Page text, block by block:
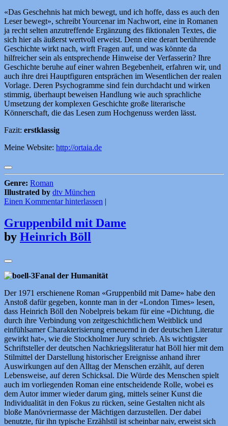
«Das Geschehnis hat mich bewegt, und ich hoffe, dass es auch den
Leser bewegt», schreibt Yourcenar im Nachwort, eine in Romanen
ja recht selten anzutreffende Ergänzung des fiktionalen Textes, die
sich hier als äußerst wertvoll erweist. Denn eine derart berührende
Geschichte wirkt nach, wirft Fragen auf, und was könnte da
hilfreicher sein als entsprechende Hinweise der Verfasserin? Ihre
Geschichte beruhe auf einer wahren Begebenheit, erfahren wir, und
auch ihre drei Hauptfiguren entsprächen im Wesentlichen der realen
Vorlage. Deren Psychogramme sind fein durchdacht und wirken
stimmig, überhaupt beweisen Handlung wie auch sprachliche
Umsetzung der komplexen Geschichte große literarische
Könnerschaft, die das Lesen zum Hochgenuss werden lässt.
Fazit: erstklassig
Meine Website: http://ortaia.de
Genre: Roman
Illustrated by dtv München
Einen Kommentar hinterlassen
Gruppenbild mit Dame
by Heinrich Böll
Fanal der Humanität
Der 1971 erschienene Roman «Gruppenbild mit Dame» habe den
Anstoß dafür gegeben, konnte man in der «London Times» lesen,
dass Heinrich Böll den Nobelpreis bekam für eine «Dichtung, die
durch ihre Verbindung von zeitgeschichtlichem Weitblick und
einfühlsamer Charakterisierung erneuernd in der deutschen Literatur
gewirkt hat», wie die Stockholmer Jury schrieb. Als wichtigster
Schriftsteller der deutschen Nachkriegsliteratur hat Böll hier mit dem
Stilmittel der Darstellung historischer Ereignisse anhand ihrer
Auswirkungen auf den Alltag der Menschen erzählt, auf deren
Lebensweise, auf deren Schicksal. Die Würde des Menschen spielt
auch im vorliegenden Roman eine entscheidende Rolle, wobei es
dem Autor immer wieder darum ging, mittels seiner Kunst die
Individualität in den Fokus zu rücken, seine Gestalten nicht als
bloße Manövriermasse der Mächtigen darzustellen. Der dabei
benutzte, für ihn typische Erzählstil ist scheinbar naiv, erweist sich